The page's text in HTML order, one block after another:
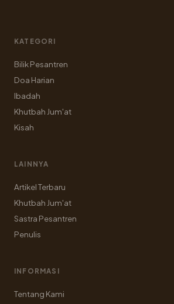
KATEGORI
Bilik Pesantren
Doa Harian
Ibadah
Khutbah Jum'at
Kisah
LAINNYA
Artikel Terbaru
Khutbah Jum'at
Sastra Pesantren
Penulis
INFORMASI
Tentang Kami